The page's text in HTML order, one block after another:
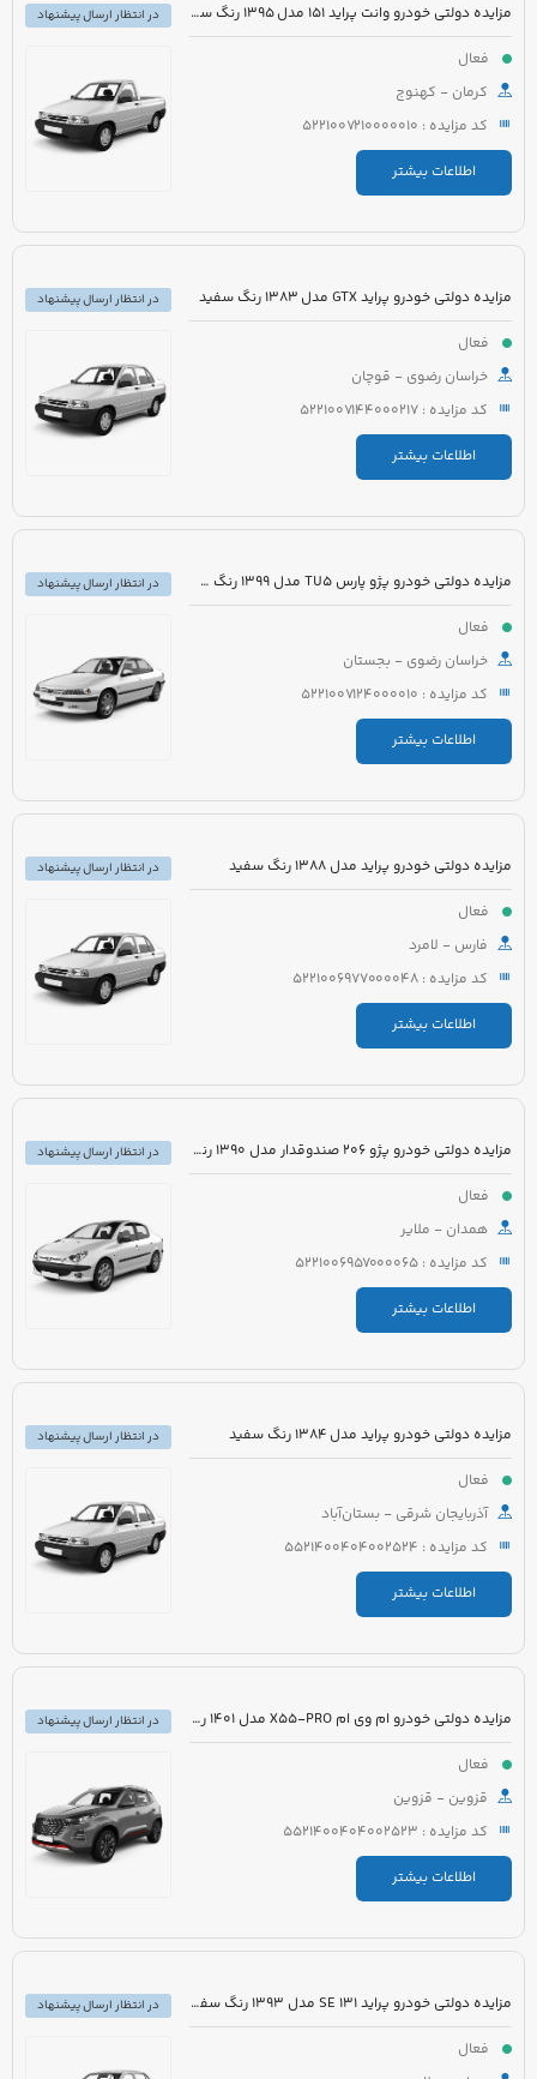
مزایده دولتی خودرو وانت پراید 151 مدل 1395 رنگ سفید
فعال
کرمان - کهنوج
کد مزایده : 5221007210000010
اطلاعات بیشتر
در انتظار ارسال پیشنهاد
مزایده دولتی خودرو پراید GTX مدل 1383 رنگ سفید
فعال
خراسان رضوی - قوچان
کد مزایده : 5221007144000217
اطلاعات بیشتر
در انتظار ارسال پیشنهاد
مزایده دولتی خودرو پژو پارس TU5 مدل 1399 رنگ سفید
فعال
خراسان رضوی - بجستان
کد مزایده : 5221007124000010
اطلاعات بیشتر
در انتظار ارسال پیشنهاد
مزایده دولتی خودرو پراید مدل 1388 رنگ سفید
فعال
فارس - لامرد
کد مزایده : 5221006977000048
اطلاعات بیشتر
در انتظار ارسال پیشنهاد
مزایده دولتی خودرو پژو 206 صندوقدار مدل 1390 رنگ سفید روغنی
فعال
همدان - ملایر
کد مزایده : 5221006957000065
اطلاعات بیشتر
در انتظار ارسال پیشنهاد
مزایده دولتی خودرو پراید مدل 1384 رنگ سفید
فعال
آذربایجان شرقی - بستان‌آباد
کد مزایده : 5521400404002524
اطلاعات بیشتر
در انتظار ارسال پیشنهاد
مزایده دولتی خودرو ام وی ام X55-PRO مدل 1401 رنگ مشکی متالیک
فعال
قزوین - قزوین
کد مزایده : 5521400404002523
اطلاعات بیشتر
در انتظار ارسال پیشنهاد
مزایده دولتی خودرو پراید 131 SE مدل 1393 رنگ سفید روغنی
فعال
در انتظار ارسال پیشنهاد